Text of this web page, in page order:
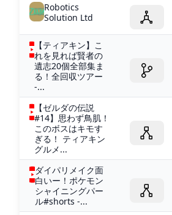
Robotics
Solution Ltd
【ティアキン】こ
れを見れば賢者の
遺志20個全部集ま
る！全回収ツアー
-...
【ゼルダの伝説
#14】思わず鳥肌！
このボスはキモす
ぎる！ ティアキン
グルメ...
ダイパリメイク面
白いー！ポケモン
シャイニングパー
ル#shorts -...